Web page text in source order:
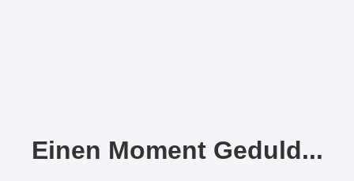
Einen Moment Geduld...